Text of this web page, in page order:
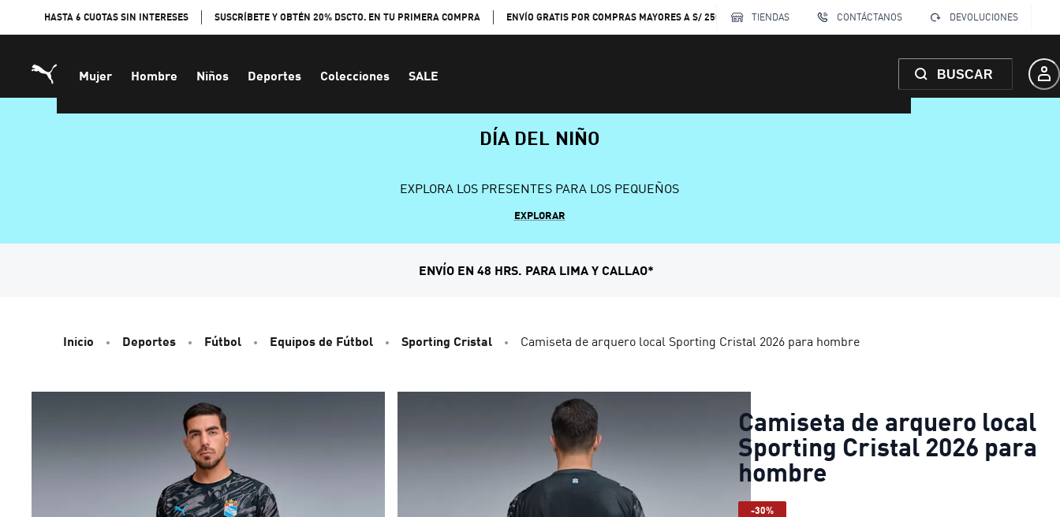
HASTA 6 CUOTAS SIN INTERESES SUSCRÍBETE Y OBTÉN 20% DSCTO. EN TU PRIMERA COMPRA ENVÍO GRATIS POR COMPRAS MAYORES A S/ 250 TIENDAS CONTÁCTANOS DEVOLUCIONES
Mujer Hombre Niños Deportes Colecciones SALE BUSCAR
DÍA DEL NIÑO
EXPLORA LOS PRESENTES PARA LOS PEQUEÑOS
EXPLORAR
ENVÍO EN 48 HRS. PARA LIMA Y CALLAO*
Inicio Deportes Fútbol Equipos de Fútbol Sporting Cristal Camiseta de arquero local Sporting Cristal 2026 para hombre
Camiseta de arquero local
Sporting Cristal 2026 para
hombre
-30%